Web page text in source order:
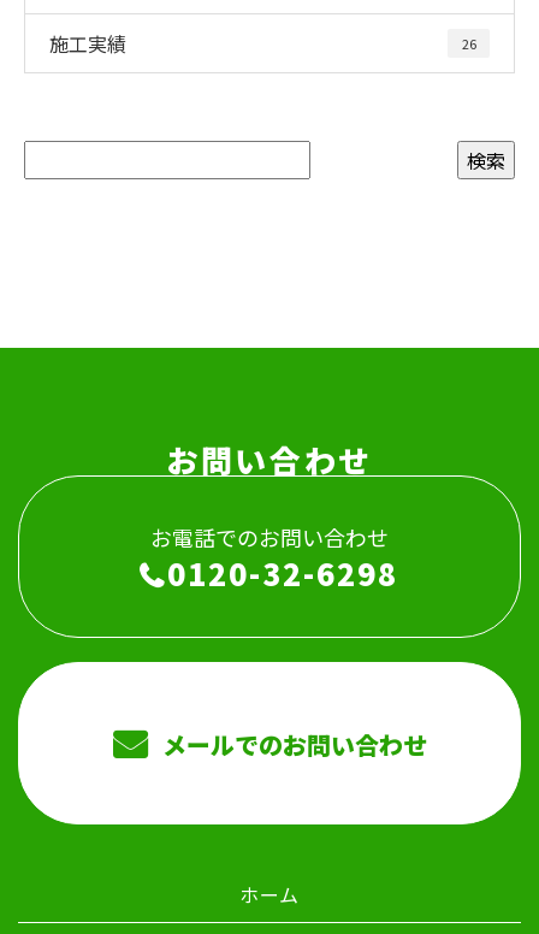
施工実績 26
お問い合わせ
お電話でのお問い合わせ
0120-32-6298
メールでのお問い合わせ
ホーム